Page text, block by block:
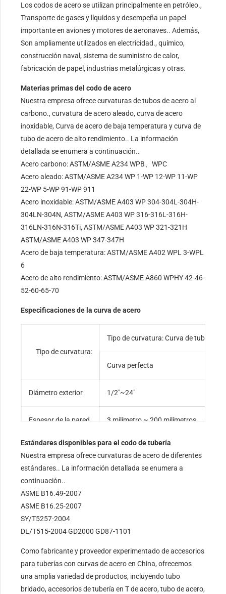
Los codos de acero se utilizan principalmente en petróleo.,
Transporte de gases y líquidos y desempeña un papel
importante en aviones y motores de aeronaves.. Además,
Son ampliamente utilizados en electricidad., químico,
construcción naval, sistema de suministro de calor,
fabricación de papel, industrias metalúrgicas y otras.
Materias primas del codo de acero
Nuestra empresa ofrece curvaturas de tubos de acero al
carbono., curvatura de acero aleado, curva de acero
inoxidable, Curva de acero de baja temperatura y curva de
tubo de acero de alto rendimiento.. La información
detallada se enumera a continuación..
Acero carbono: ASTM/ASME A234 WPB、WPC
Acero aleado: ASTM/ASME A234 WP 1-WP 12-WP 11-WP
22-WP 5-WP 91-WP 911
Acero inoxidable: ASTM/ASME A403 WP 304-304L-304H-
304LN-304N, ASTM/ASME A403 WP 316-316L-316H-
316LN-316N-316Ti, ASTM/ASME A403 WP 321-321H
ASTM/ASME A403 WP 347-347H
Acero de baja temperatura: ASTM/ASME A402 WPL 3-WPL
6
Acero de alto rendimiento: ASTM/ASME A860 WPHY 42-46-
52-60-65-70
Especificaciones de la curva de acero
Tipo de curvatura:
Tipo de curvatura: Curva de tubería,
Curva perfecta
Diámetro exterior 1/2″~24″
Espesor de la pared 3 milímetro ~ 200 milímetros
Radio de curvatura R=2,5D/3D/4D/5D/6D/7D/8D/9D/
Estándares disponibles para el codo de tubería
Nuestra empresa ofrece curvaturas de acero de diferentes
estándares.. La información detallada se enumera a
continuación..
ASME B16.49-2007
ASME B16.25-2007
SY/T5257-2004
DL/T515-2004 GD2000 GD87-1101
Como fabricante y proveedor experimentado de accesorios
para tuberías con curvas de acero en China, ofrecemos
una amplia variedad de productos, incluyendo tubo
bridado, accesorios de tubería en T de acero, tubo de acero,